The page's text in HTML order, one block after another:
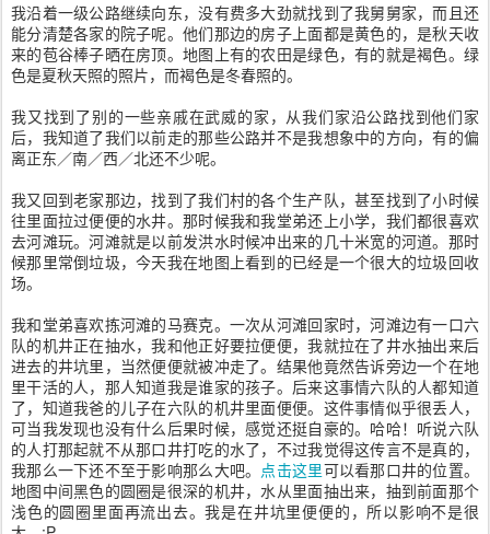
我沿着一级公路继续向东，没有费多大劲就找到了我舅舅家，而且还
能分清楚各家的院子呢。他们那边的房子上面都是黄色的，是秋天收
来的苞谷棒子晒在房顶。地图上有的农田是绿色，有的就是褐色。绿
色是夏秋天照的照片，而褐色是冬春照的。
我又找到了别的一些亲戚在武威的家，从我们家沿公路找到他们家
后，我知道了我们以前走的那些公路并不是我想象中的方向，有的偏
离正东／南／西／北还不少呢。
我又回到老家那边，找到了我们村的各个生产队，甚至找到了小时候
往里面拉过便便的水井。那时候我和我堂弟还上小学，我们都很喜欢
去河滩玩。河滩就是以前发洪水时候冲出来的几十米宽的河道。那时
候那里常倒垃圾，今天我在地图上看到的已经是一个很大的垃圾回收
场。
我和堂弟喜欢拣河滩的马赛克。一次从河滩回家时，河滩边有一口六
队的机井正在抽水，我和他正好要拉便便，我就拉在了井水抽出来后
进去的井坑里，当然便便就被冲走了。结果他竟然告诉旁边一个在地
里干活的人，那人知道我是谁家的孩子。后来这事情六队的人都知道
了，知道我爸的儿子在六队的机井里面便便。这件事情似乎很丢人，
可当我发现也没有什么后果时候，感觉还挺自豪的。哈哈！听说六队
的人打那起就不从那口井打吃的水了，不过我觉得这传言不是真的，
我那么一下还不至于影响那么大吧。 点击这里可以看那口井的位置。
地图中间黑色的圆圈是很深的机井，水从里面抽出来，抽到前面那个
浅色的圆圈里面再流出去。我是在井坑里便便的，所以影响不是很